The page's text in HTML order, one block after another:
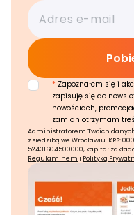
* Zapoznałem się i
zapisuję się do
nowościach,
zamian otrzymam
Administratorem Twoich danych
z siedzibą we Wrocławiu. KRS:
52431604500000, kapitał
Regulaminem i Polityką